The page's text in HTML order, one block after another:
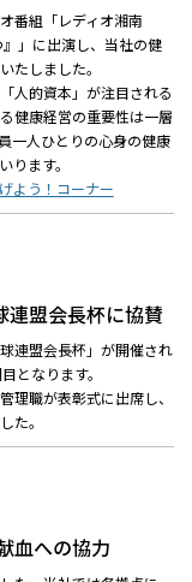
ポリシー
ディアポリシー
・規範
って
番組「レディオ湘南
』」に出演し、当社の健
たしました。
人的資本」が注目される
健康経営の重要性は一層
一人ひとりの心身の健康
ります。
よう！コーナー
連盟会長杯に協賛
連盟会長杯」が開催され
となります。
理職が表彰式に出席し、
た。
血への協力